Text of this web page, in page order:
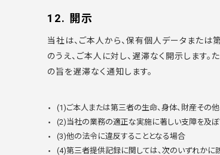
12. 開示
当社は、ご本人から、保有個人データまたは
のうえ、ご本人に対し、遅滞なく開示します
の旨を遅滞なく通知します。
(1)ご本人または第三者の生命、身体、財産その
(2)当社の業務の適正な実施に著しい支障を及
(3)他の法令に違反することとなる場合
(4)第三者提供記録に関しては、次のいずれかに